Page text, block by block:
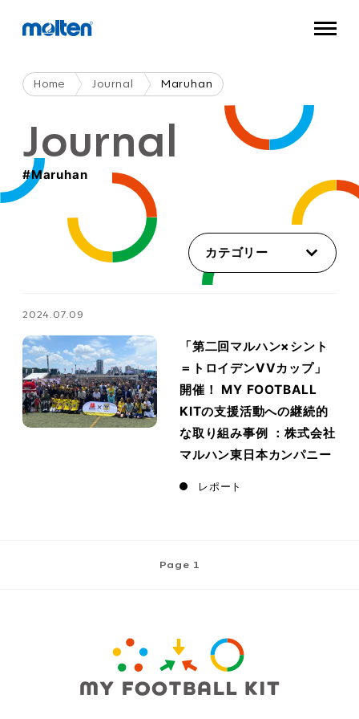
Home Journal Maruhan
Journal
#maruhan
カテゴリー
2024.07.09
「第二回マルハン×シント
＝トロイデンVVカップ」
開催！ MY FOOTBALL
KITの支援活動への継続的
な取り組み事例 ：株式会社
マルハン東日本カンパニー
レポート
Page 1